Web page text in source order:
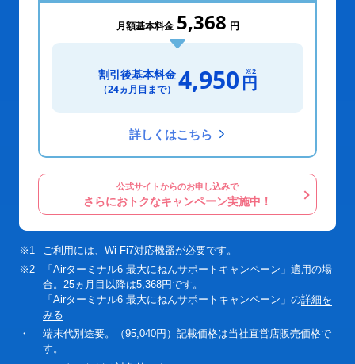
月額基本料金 5,368 円
割引後基本料金
（24ヵ月目まで） 4,950 円
※2
詳しくはこちら
公式サイトからのお申し込みで
さらにおトクなキャンペーン実施中！
※1
ご利用には、Wi-Fi7対応機器が必要です。
※2
「Airターミナル6 最大にねんサポートキャンペーン」適用の場
合。25ヵ月目以降は5,368円です。
「Airターミナル6 最大にねんサポートキャンペーン」の詳細を
みる
・
端末代別途要。（95,040円）記載価格は当社直営店販売価格で
す。